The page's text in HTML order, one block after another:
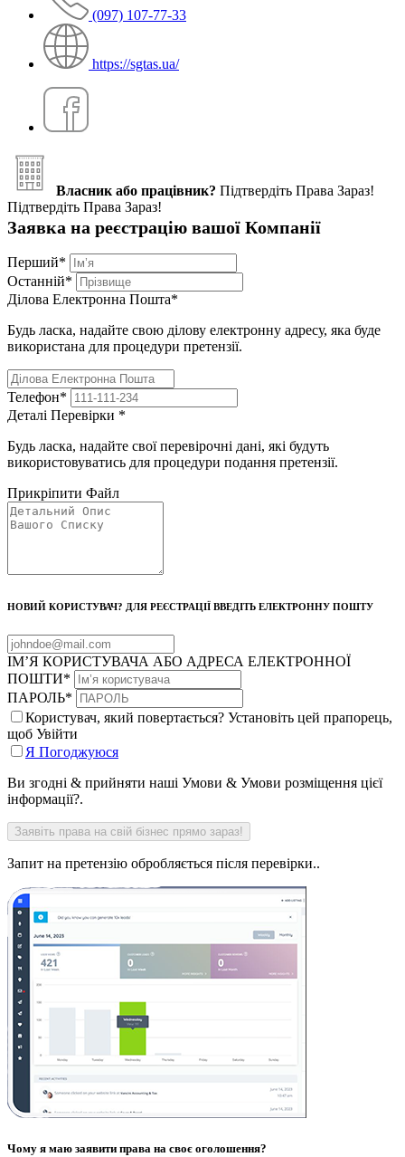
(097) 107-77-33
https://sgtas.ua/
Власник або працівник? Підтвердіть Права Зараз!
Підтвердіть Права Зараз!
Заявка на реєстрацію вашої Компанії
Перший*
Останній*
Ділова Електронна Пошта*
Будь ласка, надайте свою ділову електронну адресу, яка буде
використана для процедури претензії.
Телефон*
Деталі Перевірки *
Будь ласка, надайте свої перевірочні дані, які будуть
використовуватись для процедури подання претензії.
Прикріпити Файл
НОВИЙ КОРИСТУВАЧ? ДЛЯ РЕЄСТРАЦІЇ ВВЕДІТЬ ЕЛЕКТРОННУ ПОШТУ
ІМ’Я КОРИСТУВАЧА АБО АДРЕСА ЕЛЕКТРОННОЇ
ПОШТИ*
ПАРОЛЬ*
Користувач, який повертається? Установіть цей прапорець,
щоб Увійти
Я Погоджуюся
Ви згодні & прийняти наші Умови & Умови розміщення цієї
інформації?.
Запит на претензію обробляється після перевірки..
Чому я маю заявити права на своє оголошення?